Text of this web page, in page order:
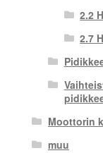
2.2
2.7
Moottorin
muu